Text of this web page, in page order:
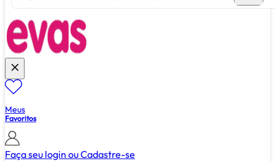
Meus
Favoritos
Faça seu login ouCadastre-se